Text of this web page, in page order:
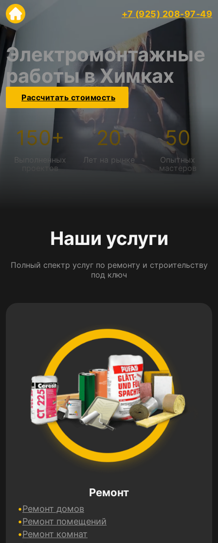
+7 (925) 208-97-49
Электромонтажные
работы в Химках
Рассчитать стоимость
150+
Выполненных
проектов
20
Лет на рынке
50
Опытных
мастеров
Наши услуги
Полный спектр услуг по ремонту и строительству
под ключ
Ремонт
Ремонт домов
Ремонт помещений
Ремонт комнат